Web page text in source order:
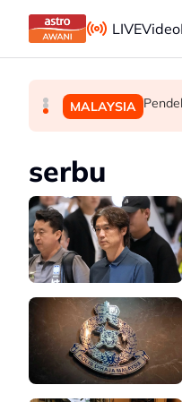
Skip to main content
LIVEVideo
DUNIA
DUNIA Jerman
MALAYSIA
serbu